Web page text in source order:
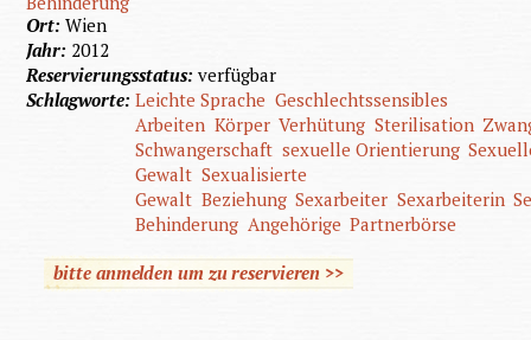
Ort:Wien
Jahr: 2012
Reservierungsstatus:verfügbar
Schlagworte:Leichte Sprache Geschlechtssensibles
Arbeiten Körper Verhütung Sterilisation
Schwangerschaft sexuelle Orientierung
Gewalt Sexualisierte
Gewalt Beziehung Sexarbeiter Sexarbeiterin
Behinderung Angehörige Partnerbörse
bitte anmelden um zu reservieren >>